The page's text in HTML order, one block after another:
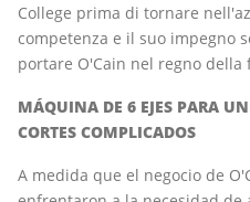
College prima di tornare
competenza e il suo impegno
portare O'Cain nel regno
MÁQUINA DE 6 EJES PARA
CORTES COMPLICADOS
A medida que el negocio de